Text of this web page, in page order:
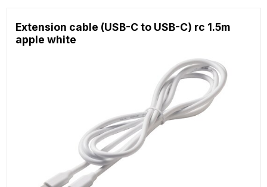
Extension cable (USB-C to USB-C) rc 1.5m
apple white